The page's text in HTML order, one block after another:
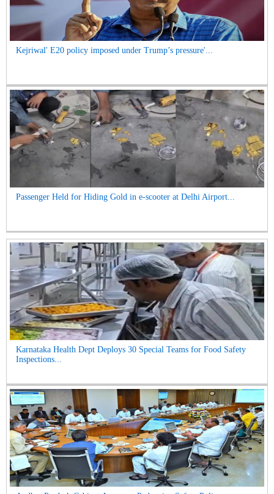
Kejriwal' E20 policy imposed under Trump’s pressure'...
Passenger Held for Hiding Gold in e-scooter at Delhi Airport...
Karnataka Health Dept Deploys 30 Special Teams for Food Safety
Inspections...